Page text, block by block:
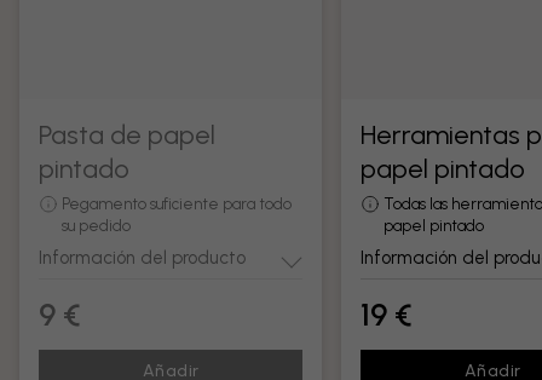
Pasta de papel
pintado
Pegamento suficiente para todo
su pedido
Información del producto
9 €
Añadir
Herramientas
papel pintado
Todas las
papel pintado
Información del
19 €
Añadir